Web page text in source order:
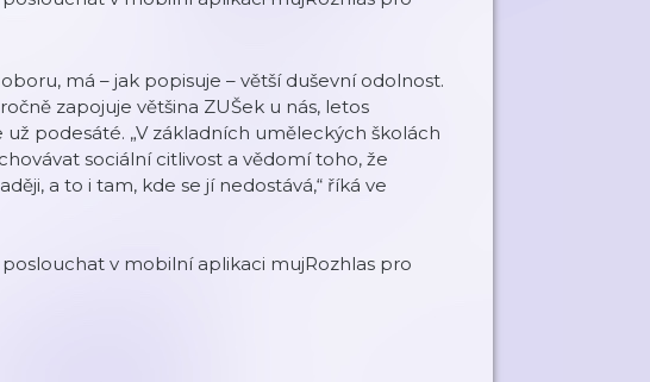
má – jak popisuje – větší duševní odolnost.
zapojuje většina ZUŠek u nás, letos
podesáté. „V základních uměleckých školách
sociální citlivost a vědomí toho, že
a to i tam, kde se jí nedostává,“ říká ve
v mobilní aplikaci mujRozhlas pro